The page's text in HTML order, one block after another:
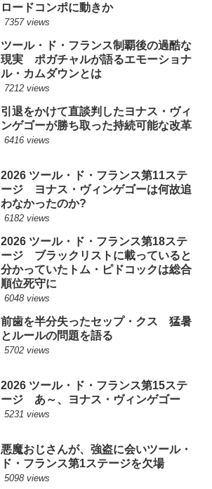
ロードコンポに動きか
7357 views
ツール・ド・フランス制覇後の過酷な
現実 ポガチャルが語るエモーショナ
ル・カムダウンとは
7212 views
引退をかけて直談判したヨナス・ヴィ
ンゲゴーが勝ち取った持続可能な改革
6416 views
2026 ツール・ド・フランス第11ステ
ージ ヨナス・ヴィンゲゴーは何故追
わなかったのか?
6182 views
2026 ツール・ド・フランス第18ステ
ージ ブラックリストに載っていると
分かっていたトム・ピドコックは総合
順位死守に
6048 views
前歯を半分失ったセップ・クス 猛暑
とルールの問題を語る
5702 views
2026 ツール・ド・フランス第15ステ
ージ あ～、ヨナス・ヴィンゲゴー
5231 views
悪魔おじさんが、強盗に会いツール・
ド・フランス第1ステージを欠場
5098 views